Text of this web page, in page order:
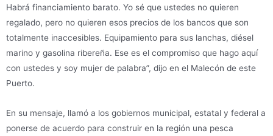
Habrá financiamiento barato. Yo sé que ustedes no quieren
regalado, pero no quieren esos precios de los bancos que son
totalmente inaccesibles. Equipamiento para sus lanchas, diésel
marino y gasolina ribereña. Ese es el compromiso que hago aquí
con ustedes y soy mujer de palabra”, dijo en el Malecón de este
Puerto.
En su mensaje, llamó a los gobiernos municipal, estatal y federal a
ponerse de acuerdo para construir en la región una pesca